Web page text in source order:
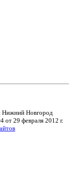
Нижний Новгород
29 февраля 2012 г.